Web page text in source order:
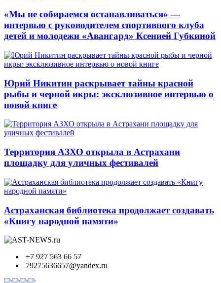
«Мы не собираемся останавливаться» —
интервью с руководителем спортивного клуба
детей и молодежи «Авангард» Ксенией Губкиной
Юрий Никитин раскрывает тайны красной
рыбы и черной икры: эксклюзивное интервью о
новой книге
Территория АЗХО открыла в Астрахани
площадку для уличных фестивалей
Астраханская библиотека продолжает создавать
«Книгу народной памяти»
+7 927 563 66 57
79275636657@yandex.ru